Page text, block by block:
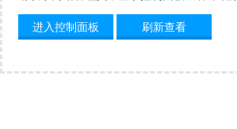
进入控制面板
刷新查看